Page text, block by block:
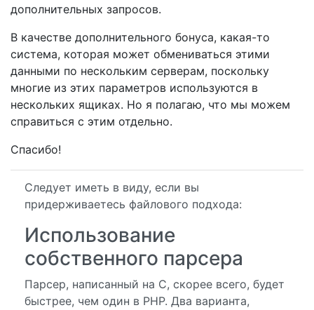
дополнительных запросов.
В качестве дополнительного бонуса, какая-то
система, которая может обмениваться этими
данными по нескольким серверам, поскольку
многие из этих параметров используются в
нескольких ящиках. Но я полагаю, что мы можем
справиться с этим отдельно.
Спасибо!
Следует иметь в виду, если вы
придерживаетесь файлового подхода:
Использование
собственного парсера
Парсер, написанный на C, скорее всего, будет
быстрее, чем один в PHP. Два варианта,